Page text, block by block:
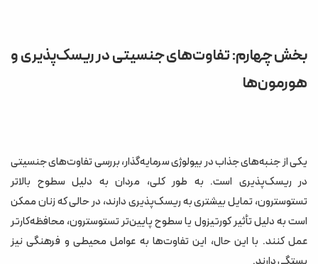
بخش چهارم: تفاوت‌های جنسیتی در ریسک‌پذیری و
هورمون‌ها
یکی از جنبه‌های جذاب در بیولوژی سرمایه‌گذار، بررسی تفاوت‌های جنسیتی
در ریسک‌پذیری است. به طور کلی، مردان به دلیل سطوح بالاتر
تستوسترون، تمایل بیشتری به ریسک‌پذیری دارند، در حالی که زنان ممکن
است به دلیل تأثیر کورتیزول یا سطوح پایین‌تر تستوسترون، محافظه‌کارتر
عمل کنند. با این حال، این تفاوت‌ها به عوامل محیطی و فرهنگی نیز